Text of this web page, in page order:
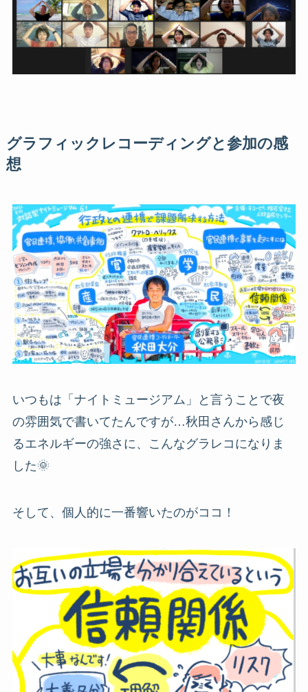
グラフィックレコーディングと参加の感
想
いつもは「ナイトミュージアム」と言うことで夜
の雰囲気で書いてたんですが…秋田さんから感じ
るエネルギーの強さに、こんなグラレコになりま
した🌞
そして、個人的に一番響いたのがココ！